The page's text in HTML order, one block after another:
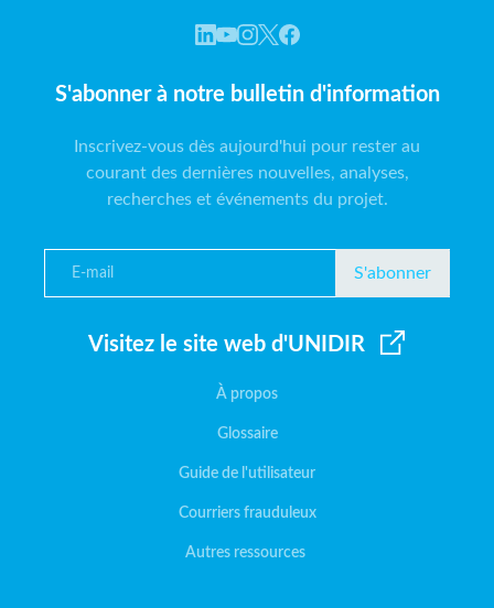
S'abonner à notre bulletin d'information
Inscrivez-vous dès aujourd'hui pour rester au
courant des dernières nouvelles, analyses,
recherches et événements du projet.
S'abonner
Visitez le site web d'UNIDIR
À propos
Glossaire
Guide de l'utilisateur
Courriers frauduleux
Autres ressources